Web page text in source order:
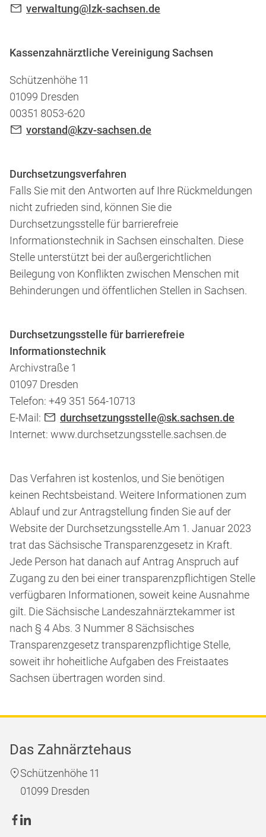
verwaltung@lzk-sachsen.de
Kassenzahnärztliche Vereinigung Sachsen
Schützenhöhe 11
01099 Dresden
00351 8053-620
vorstand@kzv-sachsen.de
Durchsetzungsverfahren
Falls Sie mit den Antworten auf Ihre Rückmeldungen
nicht zufrieden sind, können Sie die
Durchsetzungsstelle für barrierefreie
Informationstechnik in Sachsen einschalten. Diese
Stelle unterstützt bei der außergerichtlichen
Beilegung von Konflikten zwischen Menschen mit
Behinderungen und öffentlichen Stellen in Sachsen.
Durchsetzungsstelle für barrierefreie
Informationstechnik
Archivstraße 1
01097 Dresden
Telefon: +49 351 564-10713
E-Mail:
durchsetzungsstelle@sk.sachsen.de
Internet: www.durchsetzungsstelle.sachsen.de
Das Verfahren ist kostenlos, und Sie benötigen
keinen Rechtsbeistand. Weitere Informationen zum
Ablauf und zur Antragstellung finden Sie auf der
Website der Durchsetzungsstelle.Am 1. Januar 2023
trat das Sächsische Transparenzgesetz in Kraft.
Jede Person hat danach auf Antrag Anspruch auf
Zugang zu den bei einer transparenzpflichtigen Stelle
verfügbaren Informationen, soweit keine Ausnahme
gilt. Die Sächsische Landeszahnärztekammer ist
nach § 4 Abs. 3 Nummer 8 Sächsisches
Transparenzgesetz transparenzpflichtige Stelle,
soweit ihr hoheitliche Aufgaben des Freistaates
Sachsen übertragen worden sind.
Das Zahnärztehaus
Schützenhöhe 11
01099 Dresden